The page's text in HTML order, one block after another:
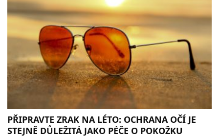
PŘIPRAVTE ZRAK NA LÉTO: OCHRANA OČÍ JE
STEJNĚ DŮLEŽITÁ JAKO PÉČE O POKOŽKU